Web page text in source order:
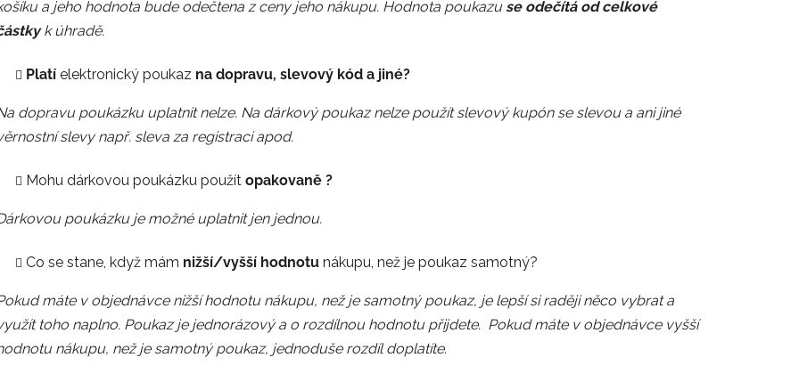
a jeho hodnota bude odečtena z ceny jeho nákupu. Hodnota poukazuse odečítá od celkové
k úhradě.
Platí elektronický poukaz na dopravu, slevový kód a jiné?
dopravu poukázku uplatnit nelze. Na dárkový poukaz nelze použít slevový kupón se slevou a ani jiné
slevy např. sleva za registraci apod.
Mohu dárkovou poukázku použít opakovaně ?
poukázku je možné uplatnit jen jednou.
Co se stane, když mám nižší/vyšší hodnotu nákupu, než je poukaz samotný?
máte v objednávce nižší hodnotu nákupu, než je samotný poukaz, je lepší si raději něco vybrat a
toho naplno. Poukaz je jednorázový a o rozdílnou hodnotu přijdete. Pokud máte v objednávce vyšší
nákupu, než je samotný poukaz, jednoduše rozdíl doplatíte.